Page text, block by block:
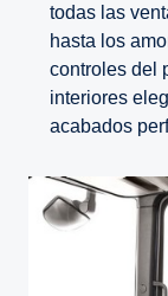
todas las
hasta los
controles del
interiores
acabados